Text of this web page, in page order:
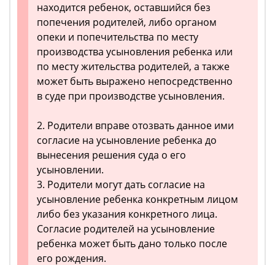
находится ребенок, оставшийся без
попечения родителей, либо органом
опеки и попечительства по месту
производства усыновления ребенка или
по месту жительства родителей, а также
может быть выражено непосредственно
в суде при производстве усыновления.
2. Родители вправе отозвать данное ими
согласие на усыновление ребенка до
вынесения решения суда о его
усыновлении.
3. Родители могут дать согласие на
усыновление ребенка конкретным лицом
либо без указания конкретного лица.
Согласие родителей на усыновление
ребенка может быть дано только после
его рождения.